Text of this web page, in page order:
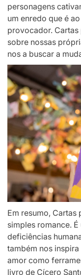
personagens
um enredo que é
provocador. Cartas
sobre nossas
nos a buscar a
Em resumo, Cartas
simples romance.
deficiências
também nos
amor como
livro de Cícero